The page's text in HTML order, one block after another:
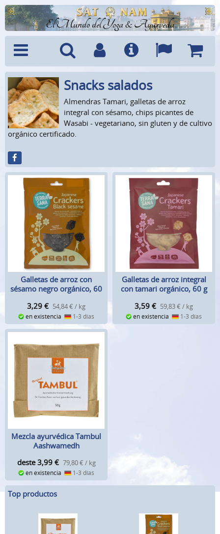
El Mundo del Yoga & Ayurveda
Menú Búsquedad
CuentaInfo Idiomas
Snacks salados
Almendras Tamari, galletas de arroz
integral con sésamo, chips picantes de
Wasabi - vegetariano, sin gluten y de cultivo
orgánico certificado.
Galletas de arroz con
sésamo negro orgánico, 60
3,29 € 54,84 € / kg
en existencia 1-3 días
Galletas de arroz integral
con tamari orgánico, 60 g
3,59 € 59,83 € / kg
en existencia 1-3 días
Mezcla ayurvédica Tambul
Aashwamedh
deste 3,99 € 79,80 € / kg
en existencia 1-3 días
Top productos